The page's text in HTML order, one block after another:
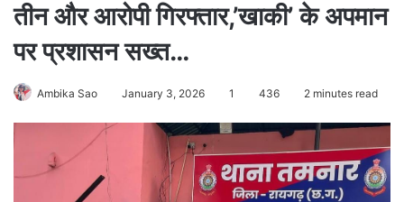
तीन और आरोपी गिरफ्तार,’खाकी’ के अपमान
पर प्रशासन सख्त…
Ambika Sao January 3, 2026 1 436 2 minutes read